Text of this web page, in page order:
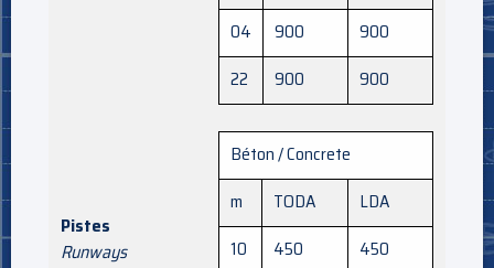
Pistes
Runways
04
900
900
22
900 900
Béton / Concrete
m
TODA
LDA
10
450
450